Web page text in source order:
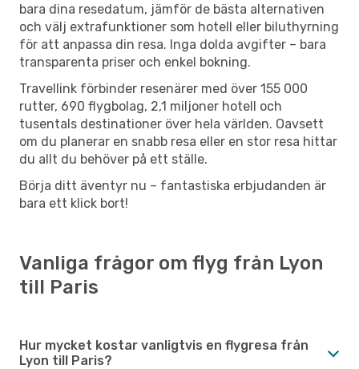
bara dina resedatum, jämför de bästa alternativen
och välj extrafunktioner som hotell eller biluthyrning
för att anpassa din resa. Inga dolda avgifter – bara
transparenta priser och enkel bokning.
Travellink förbinder resenärer med över 155 000
rutter, 690 flygbolag, 2,1 miljoner hotell och
tusentals destinationer över hela världen. Oavsett
om du planerar en snabb resa eller en stor resa hittar
du allt du behöver på ett ställe.
Börja ditt äventyr nu – fantastiska erbjudanden är
bara ett klick bort!
Vanliga frågor om flyg från Lyon
till Paris
Hur mycket kostar vanligtvis en flygresa från
Lyon till Paris?